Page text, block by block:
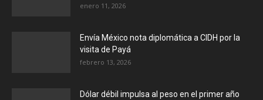
enero 11, 2026
Envía México nota diplomática a CIDH por la
visita de Payá
febrero 13, 2026
Dólar débil impulsa al peso en el primer año